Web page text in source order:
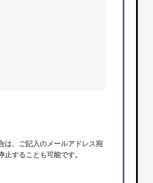
は、ご記入のメールアドレス宛
することも可能です。